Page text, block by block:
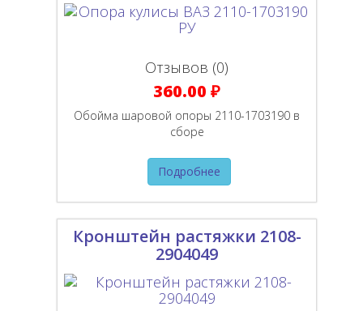
Отзывов (0)
360.00 ₽
Обойма шаровой опоры 2110-1703190 в
сборе
Подробнее
Кронштейн растяжки 2108-
2904049